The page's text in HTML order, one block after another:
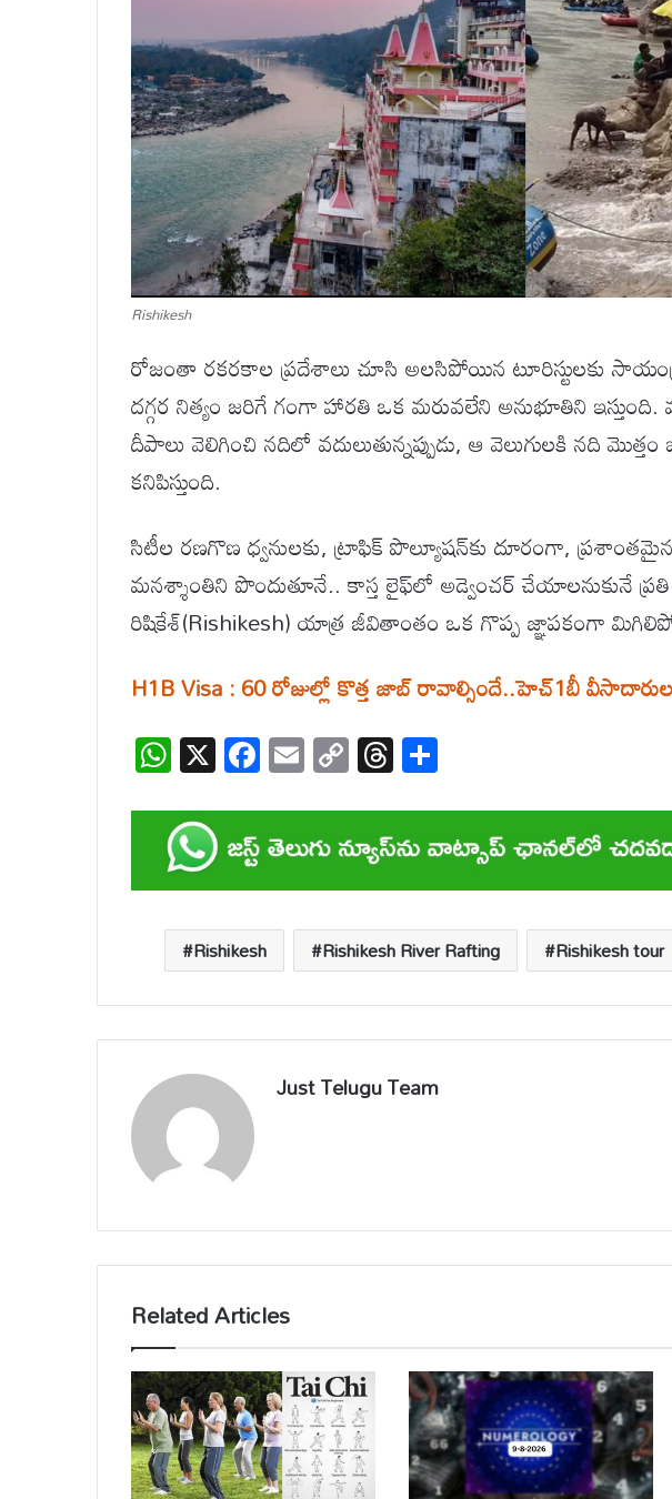
Rishikesh
రోజంతా రకరకాల ప్రదేశాలు చూసి అలసిపోయిన టూరిస్టులకు
దగ్గర నిత్యం జరిగే గంగా హారతి ఒక మరువలేని అనుభూతిని ఇస్తుంది.
దీపాలు వెలిగించి నదిలో వదులుతున్నప్పుడు, ఆ వెలుగులకి నది
కనిపిస్తుంది.
సిటీల రణగొణ ధ్వనులకు, ట్రాఫిక్ పొల్యూషన్‌కు దూరంగా,
మనశ్శాంతిని పొందుతూనే.. కాస్త లైఫ్‌లో అడ్వెంచర్ చేయాలనుకునే
రిషికేశ్(Rishikesh) యాత్ర జీవితాంతం ఒక గొప్ప జ్ఞాపకంగా
H1B Visa : 60 రోజుల్లో కొత్త జాబ్ రావాల్సిందే..హెచ్1బీ వీసాదారుల
W
h
at
s
A
p
p
X F
ac
e
b
o
o
k
E
m
ail
C
o
p
y
Li
n
k
T
hr
e
a
d
s
ar
e
Rishikesh Rishikesh River Rafting Rishikesh tour
Just Telugu Team
Related Articles